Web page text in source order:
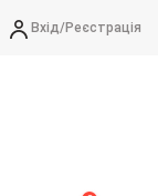
Вхід/Реєстрація